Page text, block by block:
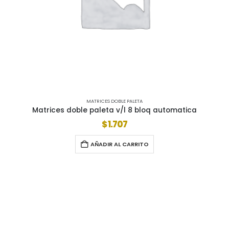
MATRICES DOBLE PALETA
Matrices doble paleta v/l 8 bloq automatica
$1.707
AÑADIR AL CARRITO